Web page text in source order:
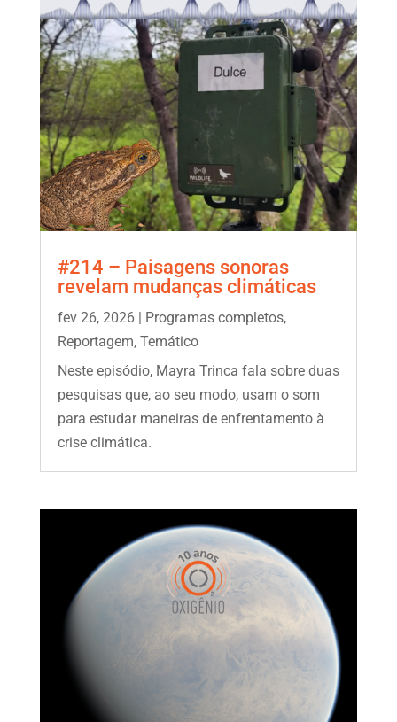
#214 – Paisagens sonoras
revelam mudanças climáticas
fev 26, 2026| Programas completos,
Reportagem, Temático
Neste episódio, Mayra Trinca fala sobre duas
pesquisas que, ao seu modo, usam o som
para estudar maneiras de enfrentamento à
crise climática.